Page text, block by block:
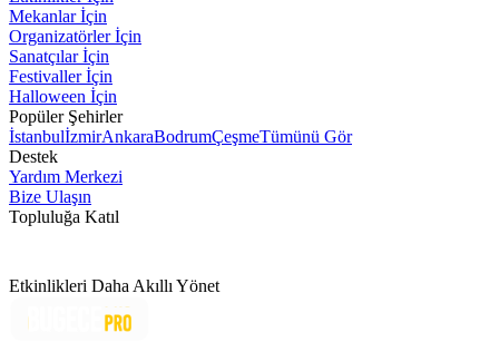
Mekanlar İçin
Organizatörler İçin
Sanatçılar İçin
Festivaller İçin
Halloween İçin
Popüler Şehirler
İstanbulİzmirAnkaraBodrumÇeşmeTümünü Gör
Destek
Yardım Merkezi
Bize Ulaşın
Topluluğa Katıl
Etkinlikleri Daha Akıllı Yönet